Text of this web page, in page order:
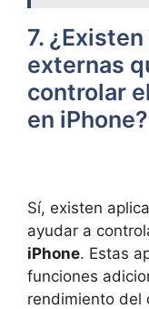
7.
externas
controlar
en iPhone?
Sí, existen
ayudar a
iPhone. Estas
funciones
rendimiento del